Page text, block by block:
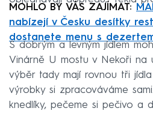
MOHLO BY VÁS ZAJÍMAT:
nabízejí v Česku desítky
dostanete menu s
S dobrým a levným jídlem
Vinárně U mostu v Nekoři na
výběr tady mají rovnou tři jídla
výrobky si zpracováváme
knedlíky, pečeme si pečivo a